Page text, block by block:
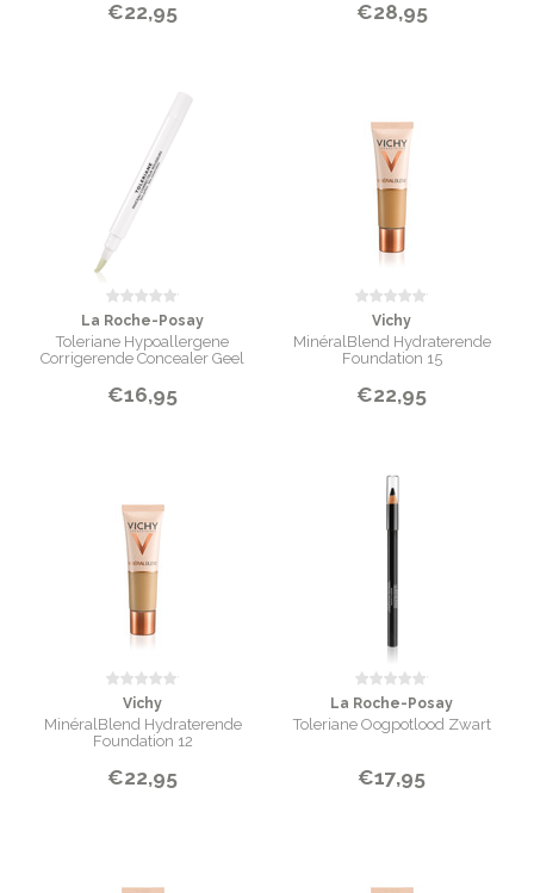
€22,95 €28,95
La Roche-Posay
Toleriane Hypoallergene
Corrigerende Concealer Geel
€16,95
Vichy
MinéralBlend Hydraterende
Foundation 15
€22,95
Vichy
MinéralBlend Hydraterende
Foundation 12
€22,95
La Roche-Posay
Toleriane Oogpotlood Zwart
€17,95